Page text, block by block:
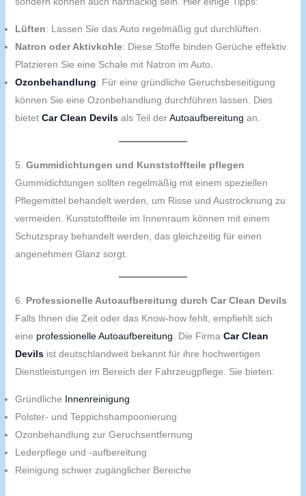
Lüften: Lassen Sie das Auto regelmäßig gut durchlüften.
Natron oder Aktivkohle: Diese Stoffe binden Gerüche effektiv.
Platzieren Sie eine Schale mit Natron im Auto.
Ozonbehandlung: Für eine gründliche Geruchsbeseitigung
können Sie eine Ozonbehandlung durchführen lassen. Dies
bietet Car Clean Devilsals Teil derAutoaufbereitung an.
5. Gummidichtungen und Kunststoffteile pflegen
Gummidichtungen sollten regelmäßig mit einem speziellen
Pflegemittel behandelt werden, um Risse und Austrocknung zu
vermeiden. Kunststoffteile im Innenraum können mit einem
Schutzspray behandelt werden, das gleichzeitig für einen
angenehmen Glanz sorgt.
6. Professionelle Autoaufbereitung durch Car Clean Devils
Falls Ihnen die Zeit oder das Know-how fehlt, empfiehlt sich
eine professionelle Autoaufbereitung. Die Firma Car Clean
Devilsist deutschlandweit bekannt für ihre hochwertigen
Dienstleistungen im Bereich der Fahrzeugpflege. Sie bieten:
Gründliche Innenreinigung
Polster- und Teppichshampoonierung
Ozonbehandlung zur Geruchsentfernung
Lederpflege und -aufbereitung
Reinigung schwer zugänglicher Bereiche